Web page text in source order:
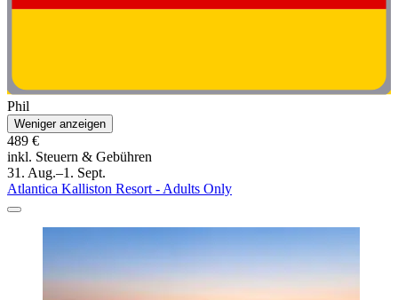
Phil
Weniger anzeigen
489 €
inkl. Steuern & Gebühren
31. Aug.–1. Sept.
Atlantica Kalliston Resort - Adults Only